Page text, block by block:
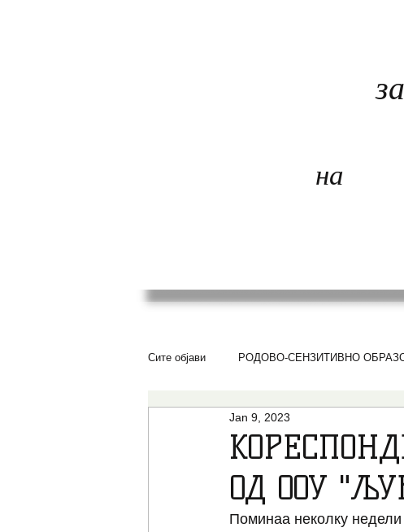
за
на
Сите објави РОДОВО-СЕНЗИТИВНО
НАУКА
ОПШТЕСТВО
ОД ООУ
Jan 9, 2023
Поминаа неколку недели